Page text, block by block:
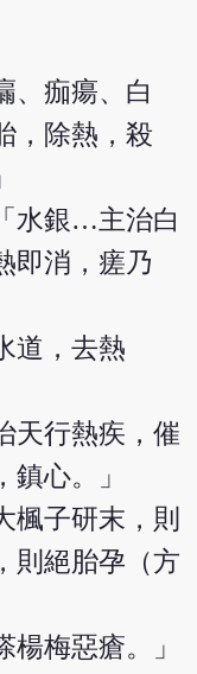
、痂瘍、白
，除熱，殺
水銀…主治白
即消，瘥乃
道，去熱
天行熱疾，催
心。」
楓子研末，則
則絕胎孕（方
楊梅惡瘡。」